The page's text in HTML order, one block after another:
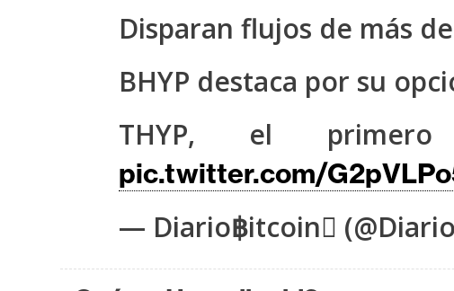
m
Disparan flujos de más
BHYP destaca por su
THYP, el
pic.twitter.com/
— Diario฿itcoin